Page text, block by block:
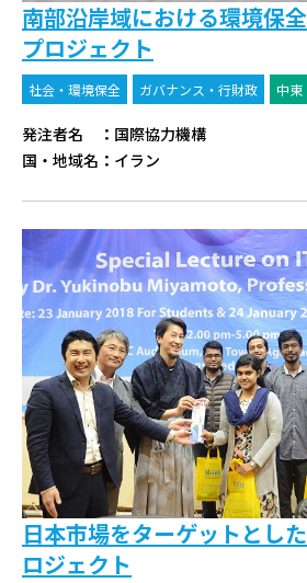
南部沿岸域における環境保
プロジェクト
社会・環境保全 ガバナンス・行財政 中東
発注者名 ： 国際協力機構
国・地域名 ： イラン
日本市場をターゲットとし
ロジェクト